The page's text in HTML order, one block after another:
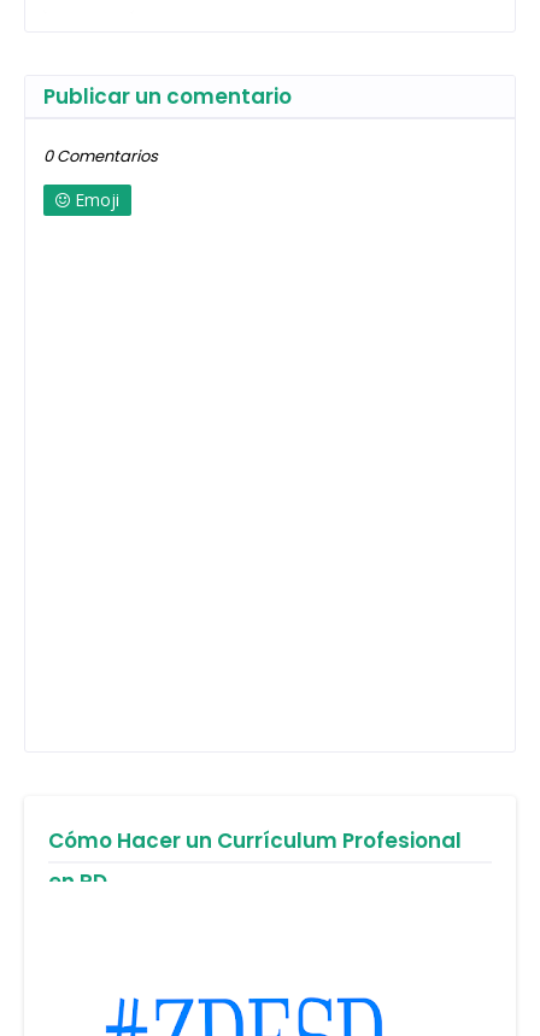
Publicar un comentario
0 Comentarios
Emoji
Cómo Hacer un Currículum Profesional
en RD